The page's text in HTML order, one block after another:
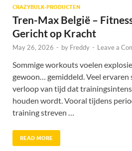
CRAZYBULK-PRODUCTEN
Tren-Max België –
Gericht op Kracht
May 26, 2026 - by Freddy - Leave a
Sommige workouts voelen
gewoon… gemiddeld. Veel ervaren
verloop van tijd dat
houden wordt. Vooral tijdens
training streven …
READ MORE